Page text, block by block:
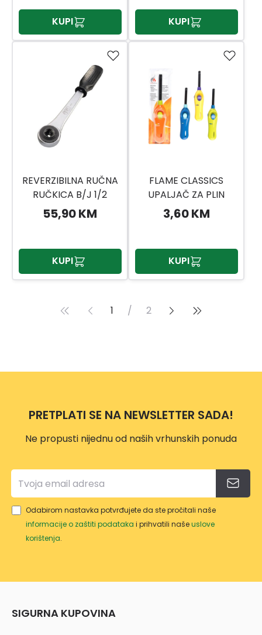
KUPI KUPI
REVERZIBILNA RUČNA
RUČKICA B/J 1/2
51784
55,90 KM
KUPI
FLAME CLASSICS
UPALJAČ ZA PLIN
21,6CM
3,60 KM
KUPI
1 / 2
PRETPLATI SE NA NEWSLETTER SADA!
Ne propusti nijednu od naših vrhunskih ponuda
Odabirom nastavka potvrđujete da ste pročitali naše
informacije o zaštiti podataka i prihvatili našeuslove
korištenja.
SIGURNA KUPOVINA